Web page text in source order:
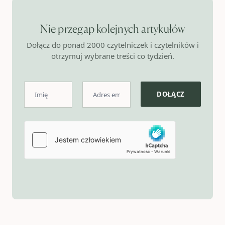
Nie przegap kolejnych artykułów
Dołącz do ponad 2000 czytelniczek i czytelników i
otrzymuj wybrane treści co tydzień.